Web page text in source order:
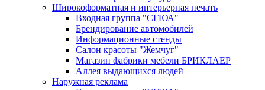
Широкоформатная и интерьерная печать
Входная группа "СГЮА"
Брендирование автомобилей
Информационные стенды
Салон красоты "Жемчуг"
Магазин фабрики мебели БРИКЛАЕР
Аллея выдающихся людей
Наружная реклама